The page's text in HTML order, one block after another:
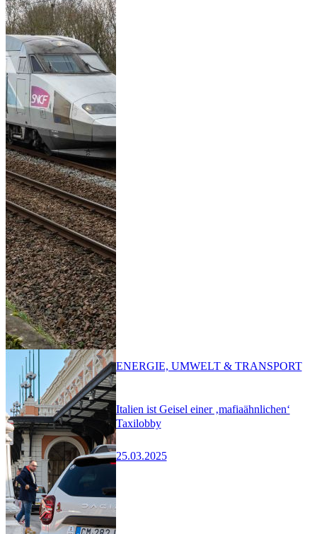
Italien ist Geisel einer ‚mafiaähnlichen‘
Taxilobby
25.03.2025
ENERGIE, UMWELT & TRANSPORT